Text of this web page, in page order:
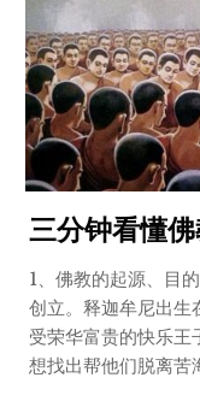
三分钟看懂
1、佛教的起源、目
创立。释迦牟尼出
受荣华富贵的快乐王
想找出帮他们脱离苦